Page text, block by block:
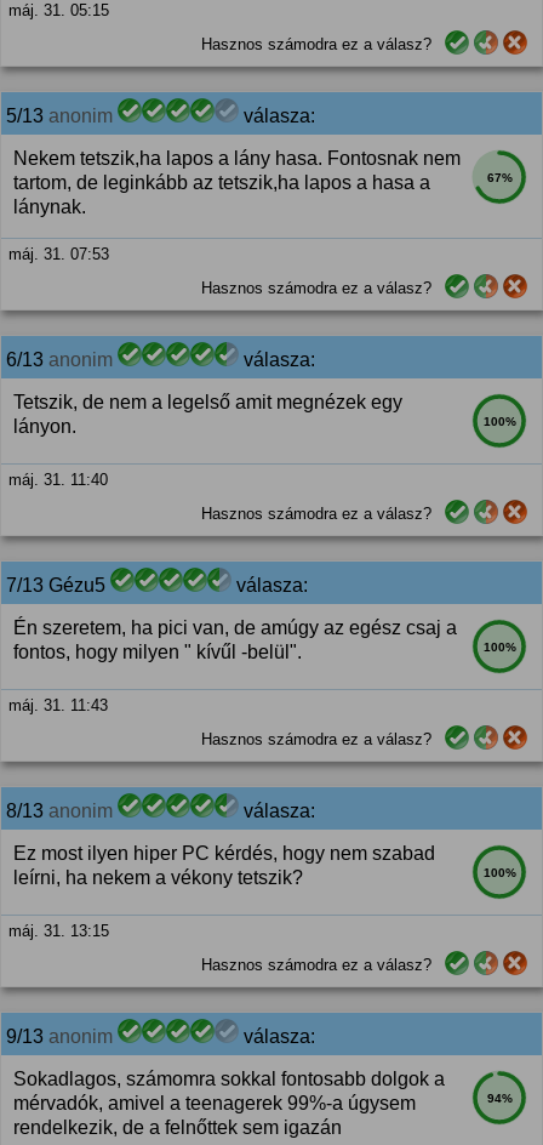
máj. 31. 05:15
Hasznos számodra ez a válasz?
5/13 anonim válasza:
67%
Nekem tetszik,ha lapos a lány hasa. Fontosnak nem
tartom, de leginkább az tetszik,ha lapos a hasa a
lánynak.
máj. 31. 07:53
Hasznos számodra ez a válasz?
6/13 anonim válasza:
100%
Tetszik, de nem a legelső amit megnézek egy
lányon.
máj. 31. 11:40
Hasznos számodra ez a válasz?
7/13 Gézu5 válasza:
100%
Én szeretem, ha pici van, de amúgy az egész csaj a
fontos, hogy milyen " kívűl -belül".
máj. 31. 11:43
Hasznos számodra ez a válasz?
8/13 anonim válasza:
100%
Ez most ilyen hiper PC kérdés, hogy nem szabad
leírni, ha nekem a vékony tetszik?
máj. 31. 13:15
Hasznos számodra ez a válasz?
9/13 anonim válasza:
94%
Sokadlagos, számomra sokkal fontosabb dolgok a
mérvadók, amivel a teenagerek 99%-a úgysem
rendelkezik, de a felnőttek sem igazán